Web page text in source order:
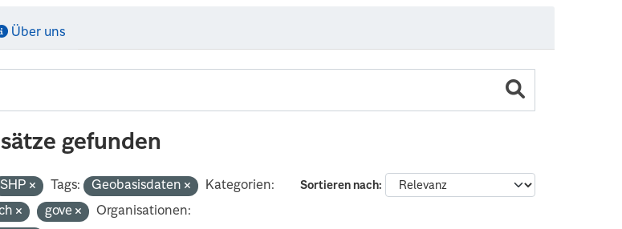
Über uns
gefunden
Sortieren nach
SHP Tags: Geobasisdaten
Kategorien:
gove
Organisationen: